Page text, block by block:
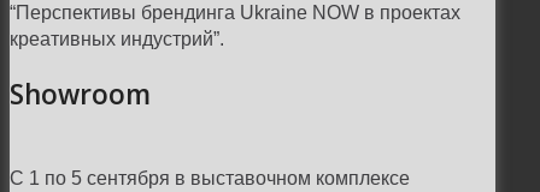
“Перспективы брендинга Ukraine NOW в проектах
креативных индустрий”.
Showroom
С 1 по 5 сентября в выставочном комплексе